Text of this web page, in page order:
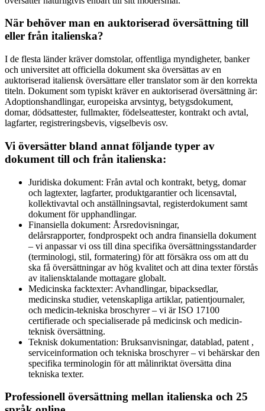
När behöver man en auktoriserad översättning till
eller från italienska?
I de flesta länder kräver domstolar, offentliga myndigheter, banker
och universitet att officiella dokument ska översättas av en
auktoriserad italiensk översättare eller translator som är den korrekta
titeln. Dokument som typiskt kräver en auktoriserad översättning är:
Adoptionshandlingar, europeiska arvsintyg, betygsdokument,
domar, dödsattester, fullmakter, födelseattester, kontrakt och avtal,
lagfarter, registreringsbevis, vigselbevis osv.
Vi översätter bland annat följande typer av
dokument till och från italienska:
Juridiska dokument: Från avtal och kontrakt, betyg, domar
och lagtexter, lagfarter, produktgarantier och licensavtal,
kollektivavtal och anställningsavtal, registerdokument samt
dokument för upphandlingar.
Finansiella dokument: Årsredovisningar,
delårsrapporter, fondprospekt och andra finansiella dokument
– vi anpassar vi oss till dina specifika översättningsstandarder
(terminologi, stil, formatering) för att försäkra oss om att du
ska få översättningar av hög kvalitet och att dina texter förstås
av italiensktalande mottagare globalt.
Medicinska facktexter: Avhandlingar, bipacksedlar,
medicinska studier, vetenskapliga artiklar, patientjournaler,
och medicin-tekniska broschyrer – vi är ISO 17100
certifierade och specialiserade på medicinsk och medicin-
teknisk översättning.
Teknisk dokumentation: Bruksanvisningar, datablad, patent ,
serviceinformation och tekniska broschyrer – vi behärskar den
specifika terminologin för att målinriktat översätta dina
tekniska texter.
Professionell översättning mellan italienska och 25